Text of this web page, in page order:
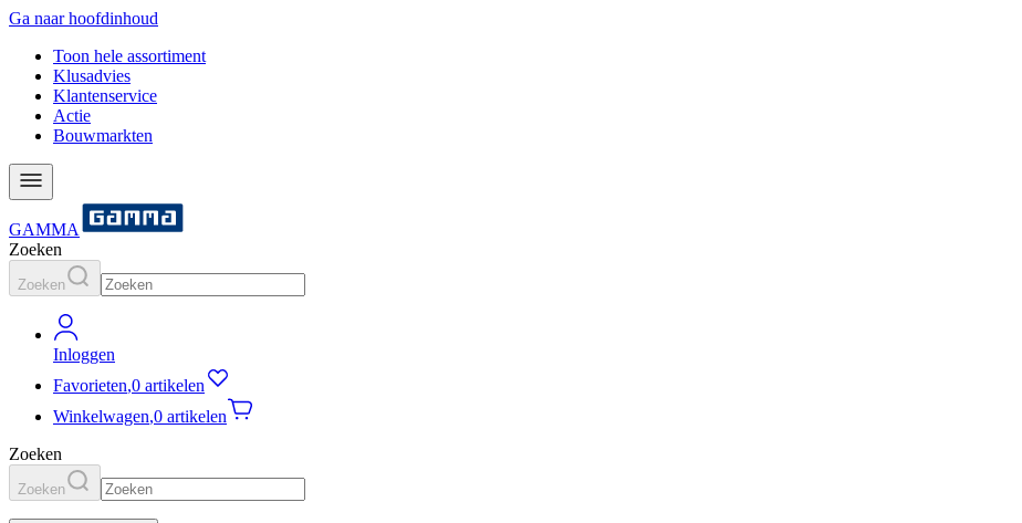
Ga naar hoofdinhoud
Toon hele assortiment
Klusadvies
Klantenservice
Actie
Bouwmarkten
GAMMA
Zoeken
Zoeken
Inloggen
Favorieten,0 artikelen
Winkelwagen,0 artikelen
Zoeken
Zoeken